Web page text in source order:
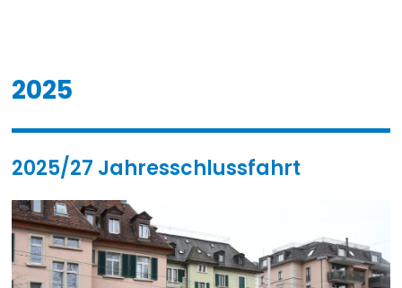
2025
2025/27 Jahresschlussfahrt